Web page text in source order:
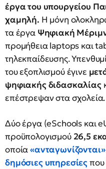
έργα του υπουργείου
χαμηλή. Η μόνη
τα έργα Ψηφιακή
προμήθεια laptops και
τηλεκπαίδευσης.
του εξοπλισμού έγινε
ψηφιακής διδασκαλίας
επέστρεψαν στα σχολεία.
Δύο έργα (eSchools και
προϋπολογισμού 26,5
οποία
δημόσιες υπηρεσίεςπου